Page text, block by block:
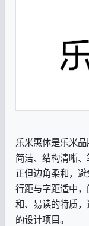
乐米惠体是乐米
简洁、结构清晰
正但边角柔和，避
行距与字距适中
和、易读的特质
的设计项目。